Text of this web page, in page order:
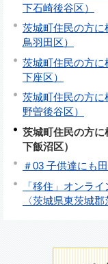
下石崎後谷区）
茨城町住民の方に
鳥羽田区）
茨城町住民の方に
下座区）
茨城町住民の方に
野曽後谷区）
茨城町住民の方に
下飯沼区）
＃03 子供達にも
「移住」オンラ
〈茨城県東茨城郡